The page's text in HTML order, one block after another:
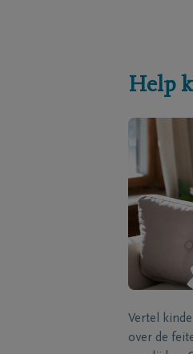
Help
Vertel
over de